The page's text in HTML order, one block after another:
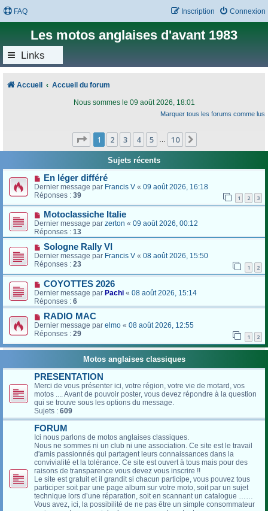
FAQ Connexion
Inscription
Les motos anglaises d'avant 1983
Links
Accueil Accueil du forum
Nous sommes le 09 août 2026, 18:01
Marquer tous les forums comme lus
Page 1sur
1 2 3 4 5 10
Sujets récents
En léger différé
Dernier message par Francis V « 09 août 2026, 16:18
Réponses : 39 1 2 3
Motoclassiche Italie
Dernier message par zerton « 09 août 2026, 00:12
Réponses : 13
Sologne Rally VI
Dernier message par Francis V « 08 août 2026, 15:50
Réponses : 23 1 2
COYOTTES 2026
Dernier message par Pachi « 08 août 2026, 15:14
Réponses : 6
RADIO MAC
Dernier message par elmo « 08 août 2026, 12:55
Réponses : 29 1 2
Motos anglaises classiques
PRESENTATION
Merci de vous présenter ici, votre région, votre vie de motard, vos
motos .... Avant de pouvoir poster, vous devez répondre à la question
qui se trouve sous les options du message.
Sujets : 609
FORUM
Ici nous parlons de motos anglaises classiques.
Nous ne sommes ni un club ni une association. Ce site est le travail
d'amis passionnés qui partagent leurs connaissances dans la
convivialité et la tolérance. Ce site est ouvert à tous mais pour des
raisons de transparence vous devez vous inscrire !!
Le site est gratuit et il grandit si chacun participe, vous pouvez tous
participer soit par une page album sur votre moto, soit par un sujet
technique lors d’une réparation, soit en scannant un catalogue ……
Vous avez, ici, la possibilité de ne pas être un simple consommateur